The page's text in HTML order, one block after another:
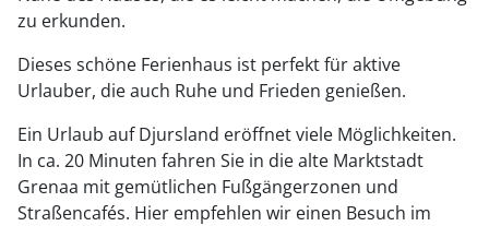
zu erkunden.
Dieses schöne Ferienhaus ist perfekt für aktive
Urlauber, die auch Ruhe und Frieden genießen.
Ein Urlaub auf Djursland eröffnet viele Möglichkeiten.
In ca. 20 Minuten fahren Sie in die alte Marktstadt
Grenaa mit gemütlichen Fußgängerzonen und
Straßencafés. Hier empfehlen wir einen Besuch im